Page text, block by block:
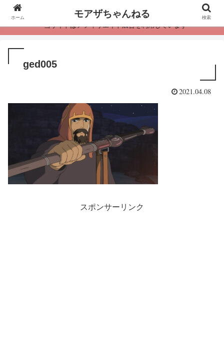
・当サイトはアフィリエイト広告を利用しています
ged005
2021.04.08
スポンサーリンク
ホーム モアザちゃんねる 検索